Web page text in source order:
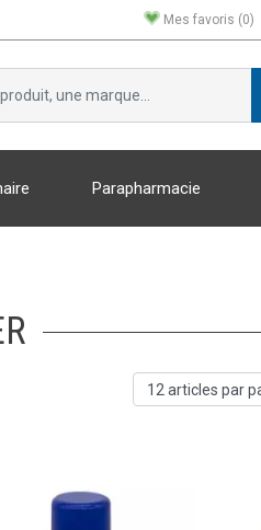
Mes favoris (0)
Parapharmacie